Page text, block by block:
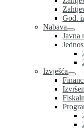
God.
Nabava
Javna
Izvješća